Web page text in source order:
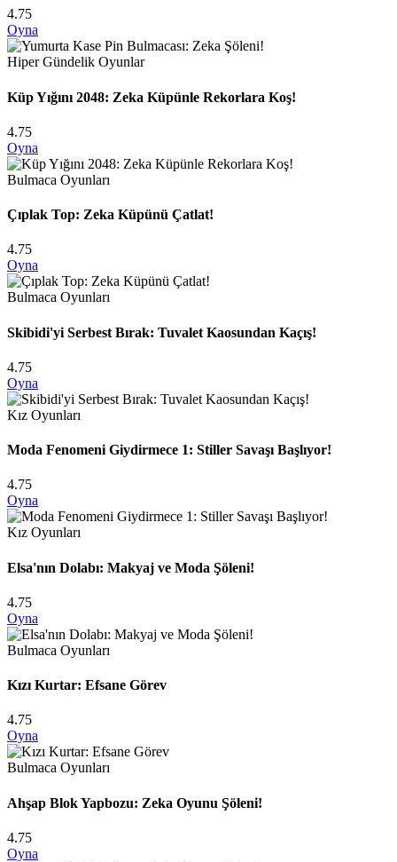
4.75
Oyna
Hiper Gündelik Oyunlar
Küp Yığını 2048: Zeka Küpünle Rekorlara Koş!
4.75
Oyna
Bulmaca Oyunları
Çıplak Top: Zeka Küpünü Çatlat!
4.75
Oyna
Bulmaca Oyunları
Skibidi'yi Serbest Bırak: Tuvalet Kaosundan Kaçış!
4.75
Oyna
Kız Oyunları
Moda Fenomeni Giydirmece 1: Stiller Savaşı Başlıyor!
4.75
Oyna
Kız Oyunları
Elsa'nın Dolabı: Makyaj ve Moda Şöleni!
4.75
Oyna
Bulmaca Oyunları
Kızı Kurtar: Efsane Görev
4.75
Oyna
Bulmaca Oyunları
Ahşap Blok Yapbozu: Zeka Oyunu Şöleni!
4.75
Oyna